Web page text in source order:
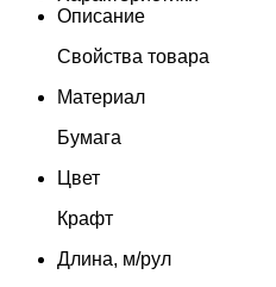
Описание
Свойства товара
Материал
Бумага
Цвет
Крафт
Длина, м/рул